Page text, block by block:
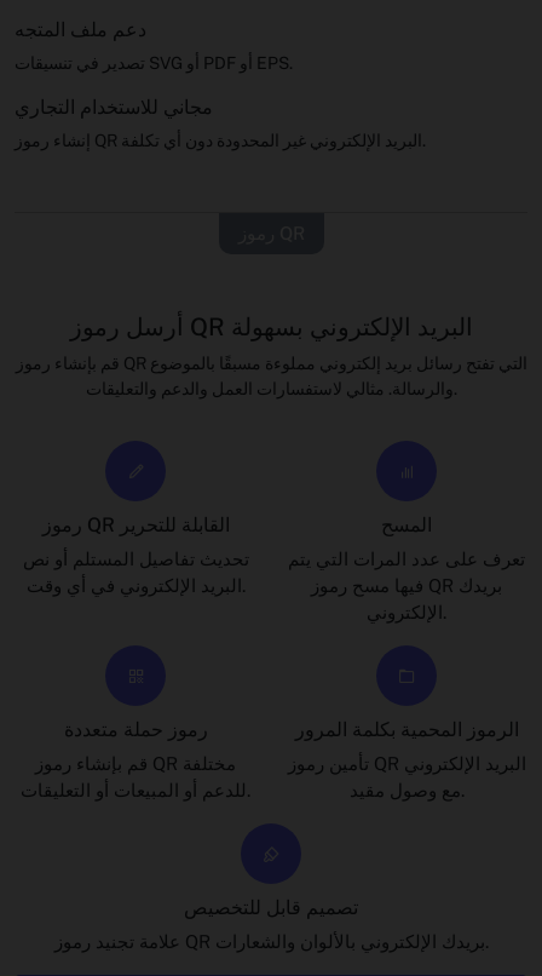
دعم ملف المتجه
تصدير في تنسيقات SVG أو PDF أو EPS.
مجاني للاستخدام التجاري
أرسل رموز QR البريد الإلكتروني بسهولة
قم بإنشاء رموز QR التي تفتح رسائل بريد إلكتروني مملوءة مسبقًا بالموضوع
رموز QR القابلة للتحرير
تحديث تفاصيل المستلم أو نص
البريد الإلكتروني في أي وقت.
المسح
تعرف على عدد المرات التي يتم
فيها مسح رموز QR بريدك
الإلكتروني.
رموز حملة متعددة
قم بإنشاء رموز QR مختلفة
للدعم أو المبيعات أو التعليقات.
الرموز المحمية بكلمة المرور
تأمين رموز QR البريد الإلكتروني
مع وصول مقيد.
تصميم قابل للتخصيص
علامة تجنيد رموز QR بريدك الإلكتروني بالألوان والشعارات.